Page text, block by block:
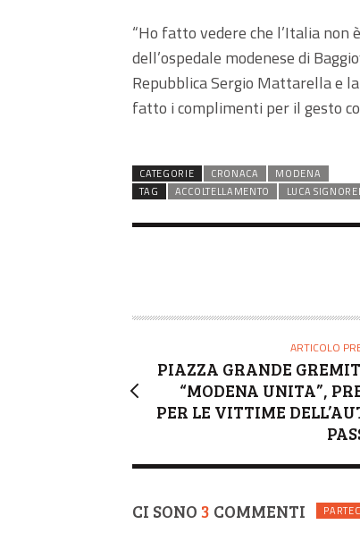
“Ho fatto vedere che l’Italia non
dell’ospedale modenese di
Repubblica Sergio Mattarella e
fatto i complimenti per il gesto
CATEGORIE CRONACA
MODENA
TAG
ACCOLTELLAMENTO LUCA
ARTICOLO
PIAZZA GRANDE
“MODENA UNITA”,
PER LE VITTIME
CI SONO 3 COMMENTI